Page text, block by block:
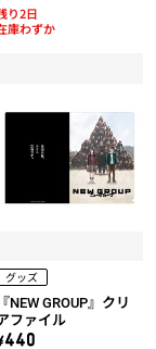
庫わずか
り2日
グッズ
『NEW GROUP』クリ
ファイル